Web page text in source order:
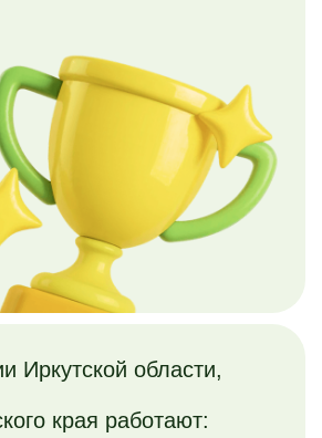
Иркутской области,
края работают: